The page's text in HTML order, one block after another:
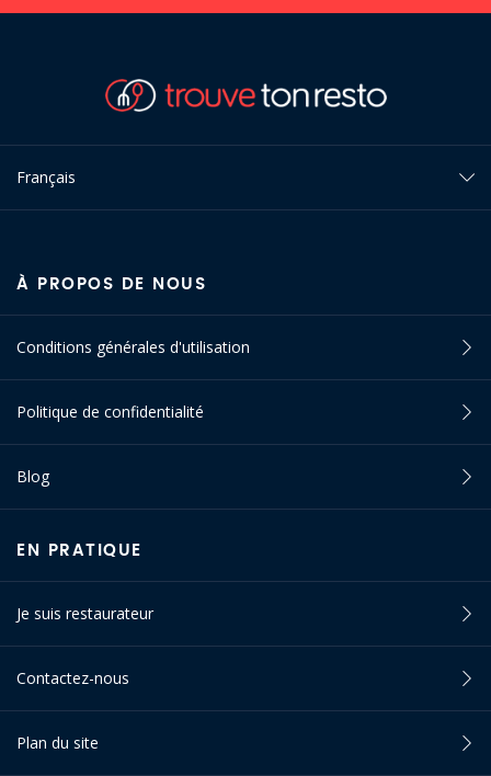
Français
À PROPOS DE NOUS
Conditions générales d'utilisation
Politique de confidentialité
Blog
EN PRATIQUE
Je suis restaurateur
Contactez-nous
Plan du site